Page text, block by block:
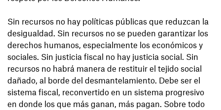
Sin recursos no hay políticas públicas que reduzcan la
desigualdad. Sin recursos no se pueden garantizar los
derechos humanos, especialmente los económicos y
sociales. Sin justicia fiscal no hay justicia social. Sin
recursos no habrá manera de restituir el tejido social
dañado, al borde del desmantelamiento. Debe ser el
sistema fiscal, reconvertido en un sistema progresivo
en donde los que más ganan, más pagan. Sobre todo